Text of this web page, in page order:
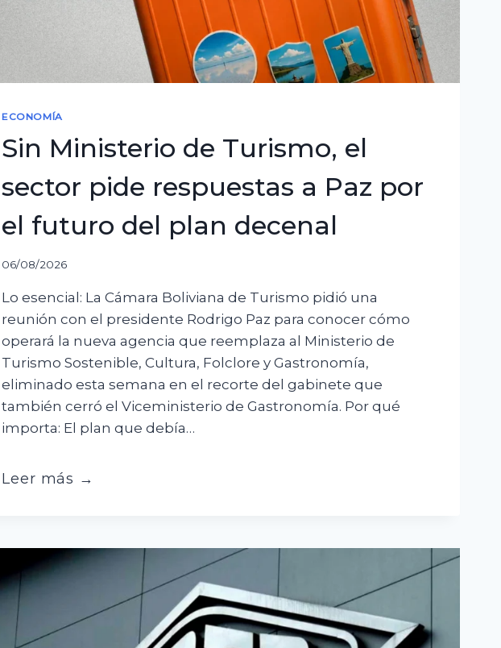
ECONOMÍA
Sin Ministerio de Turismo, el
sector pide respuestas a Paz por
el futuro del plan decenal
06/08/2026
Lo esencial: La Cámara Boliviana de Turismo pidió una
reunión con el presidente Rodrigo Paz para conocer cómo
operará la nueva agencia que reemplaza al Ministerio de
Turismo Sostenible, Cultura, Folclore y Gastronomía,
eliminado esta semana en el recorte del gabinete que
también cerró el Viceministerio de Gastronomía. Por qué
importa: El plan que debía…
Leer más →
Sin
Turismo,
sector
pide
respuestas